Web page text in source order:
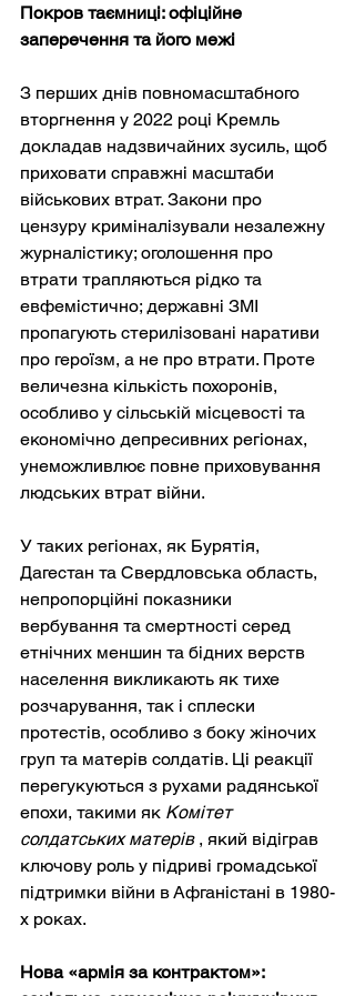
Покров таємниці: офіційне
заперечення та його межі
З перших днів повномасштабного
вторгнення у 2022 році Кремль
докладав надзвичайних зусиль, щоб
приховати справжні масштаби
військових втрат. Закони про
цензуру криміналізували незалежну
журналістику; оголошення про
втрати трапляються рідко та
евфемістично; державні ЗМІ
пропагують стерилізовані наративи
про героїзм, а не про втрати. Проте
величезна кількість похоронів,
особливо у сільській місцевості та
економічно депресивних регіонах,
унеможливлює повне приховування
людських втрат війни.
У таких регіонах, як Бурятія,
Дагестан та Свердловська область,
непропорційні показники
вербування та смертності серед
етнічних меншин та бідних верств
населення викликають як тихе
розчарування, так і сплески
протестів, особливо з боку жіночих
груп та матерів солдатів. Ці реакції
перегукуються з рухами радянської
епохи, такими як Комітет
солдатських матерів , який відіграв
ключову роль у підриві громадської
підтримки війни в Афганістані в 1980-
х роках.
Нова «армія за контрактом»: